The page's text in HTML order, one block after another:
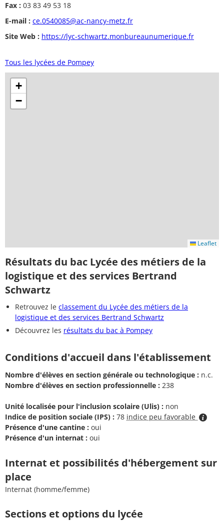
Fax : 03 83 49 53 18
E-mail : ce.0540085@ac-nancy-metz.fr
Site Web : https://lyc-schwartz.monbureaunumerique.fr
Tous les lycées de Pompey
+
−
Leaflet
Résultats du bac Lycée des métiers de la
logistique et des services Bertrand
Schwartz
Retrouvez le classement du Lycée des métiers de la
logistique et des services Bertrand Schwartz
Découvrez les résultats du bac à Pompey
Conditions d'accueil dans l'établissement
Nombre d'élèves en section générale ou technologique : n.c.
Nombre d'élèves en section professionnelle : 238
Unité localisée pour l'inclusion scolaire (Ulis) : non
Indice de position sociale (IPS) : 78 indice peu favorable
Présence d'une cantine : oui
Présence d'un internat : oui
Internat et possibilités d'hébergement sur
place
Internat (homme/femme)
Sections et options du lycée